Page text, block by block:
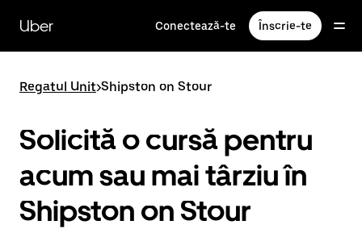
direct
conținutul
principal
Uber Conectează-te Înscrie-te
Regatul Unit>Shipston on Stour
Solicită o cursă pentru
acum sau mai târziu în
Shipston on Stour